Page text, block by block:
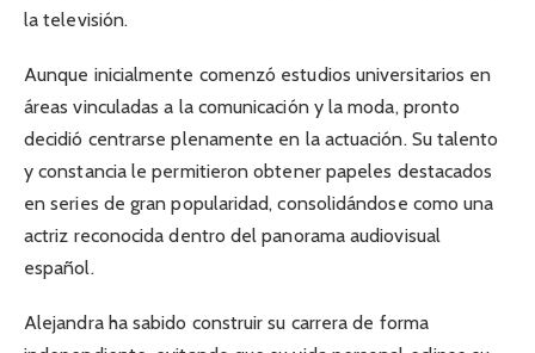
la televisión.
Aunque inicialmente comenzó estudios universitarios en
áreas vinculadas a la comunicación y la moda, pronto
decidió centrarse plenamente en la actuación. Su talento
y constancia le permitieron obtener papeles destacados
en series de gran popularidad, consolidándose como una
actriz reconocida dentro del panorama audiovisual
español.
Alejandra ha sabido construir su carrera de forma